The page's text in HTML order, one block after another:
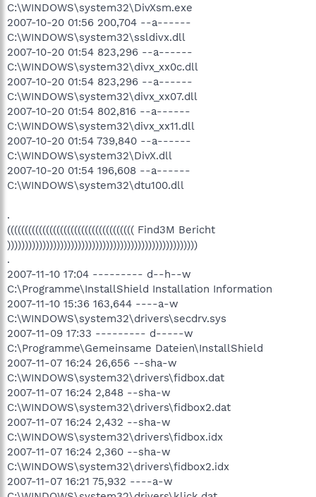
C:\WINDOWS\system32\DivXsm.exe
2007-10-20 01:56 200,704 --a------
C:\WINDOWS\system32\ssldivx.dll
2007-10-20 01:54 823,296 --a------
C:\WINDOWS\system32\divx_xx0c.dll
2007-10-20 01:54 823,296 --a------
C:\WINDOWS\system32\divx_xx07.dll
2007-10-20 01:54 802,816 --a------
C:\WINDOWS\system32\divx_xx11.dll
2007-10-20 01:54 739,840 --a------
C:\WINDOWS\system32\DivX.dll
2007-10-20 01:54 196,608 --a------
C:\WINDOWS\system32\dtu100.dll
.
(((((((((((((((((((((((((((((((((((( Find3M Bericht
))))))))))))))))))))))))))))))))))))))))))))))))))))))
.
2007-11-10 17:04 --------- d--h--w
C:\Programme\InstallShield Installation Information
2007-11-10 15:36 163,644 ----a-w
C:\WINDOWS\system32\drivers\secdrv.sys
2007-11-09 17:33 --------- d-----w
C:\Programme\Gemeinsame Dateien\InstallShield
2007-11-07 16:24 26,656 --sha-w
C:\WINDOWS\system32\drivers\fidbox.dat
2007-11-07 16:24 2,848 --sha-w
C:\WINDOWS\system32\drivers\fidbox2.dat
2007-11-07 16:24 2,432 --sha-w
C:\WINDOWS\system32\drivers\fidbox.idx
2007-11-07 16:24 2,360 --sha-w
C:\WINDOWS\system32\drivers\fidbox2.idx
2007-11-07 16:21 75,932 ----a-w